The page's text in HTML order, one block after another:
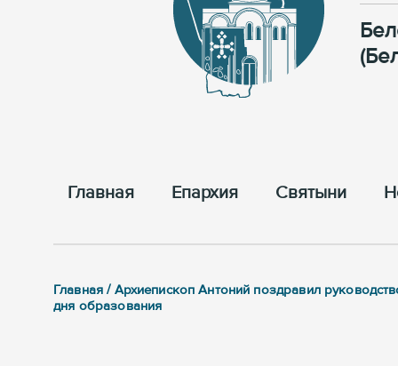
Главная Епархия Cвятыни
Главная / Архиепископ Антоний поздравил
дня образования